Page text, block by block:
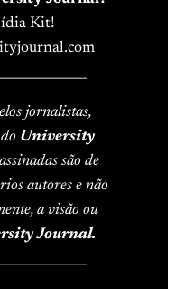
Kit!
jornalistas,
University
são de
autores e não
a visão ou
Journal.